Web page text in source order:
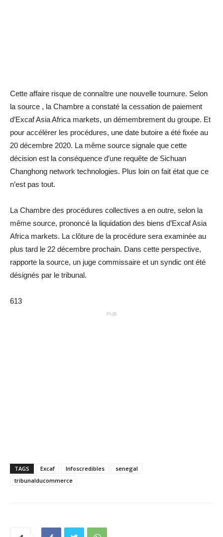
Cette affaire risque de connaître une nouvelle tournure. Selon
la source , la Chambre a constaté la cessation de paiement
d’Excaf Asia Africa markets, un démembrement du groupe. Et
pour accélérer les procédures, une date butoire a été fixée au
20 décembre 2020. La même source signale que cette
décision est la conséquence d’une requête de Sichuan
Changhong network technologies. Plus loin on fait état que ce
n’est pas tout.
La Chambre des procédures collectives a en outre, selon la
même source, prononcé la liquidation des biens d’Excaf Asia
Africa markets. La clôture de la procédure sera examinée au
plus tard le 22 décembre prochain. Dans cette perspective,
rapporte la source, un juge commissaire et un syndic ont été
désignés par le tribunal.
613
PUB
TAGS Excaf Infoscredibles
senegal
tribunalducommerce